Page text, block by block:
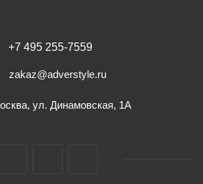
+7 495 255-7559
zakaz@adverstyle.ru
ул. Динамовская, 1А